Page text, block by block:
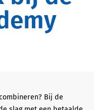
Bij de